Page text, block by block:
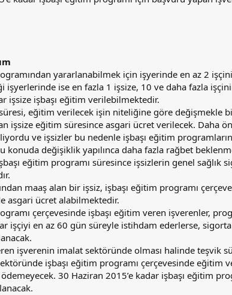
yararlanabilmek için işyerinde en az 2
işyerlerinde ise en fazla 1 işsize, 10 ve daha fazla
işsize işbaşı eğitim verilebilmektedir.
eğitim verilecek işin niteliğine göre değişmekle
işsize eğitim süresince asgari ücret verilecek. Daha
ve işsizler bu nedenle işbaşı eğitim
konuda değişiklik yapılınca daha fazla rağbet
eğitim programı süresince işsizlerin genel sağlık
maaş alan bir işsiz, işbaşı eğitim programı
asgari ücret alabilmektedir.
çerçevesinde işbaşı eğitim veren işverenler,
işçiyi en az 60 gün süreyle istihdam ederlerse,
işverenin imalat sektöründe olması halinde teşvik
işbaşı eğitim programı çerçevesinde eğitim
30 Haziran 2015’e kadar işbaşı eğitim